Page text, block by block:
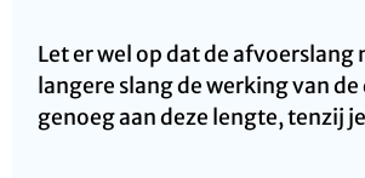
Let er wel op dat de
langere slang de werking van
genoeg aan deze lengte, tenzij